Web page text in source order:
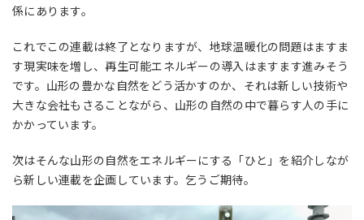
係にあります。
これでこの連載は終了となりますが、地球温暖化の問題はますま
す現実味を増し、再生可能エネルギーの導入はますます進みそう
です。山形の豊かな自然をどう活かすのか、それは新しい技術や
大きな会社もさることながら、山形の自然の中で暮らす人の手に
かかっています。
次はそんな山形の自然をエネルギーにする「ひと」を紹介しなが
ら新しい連載を企画しています。乞うご期待。